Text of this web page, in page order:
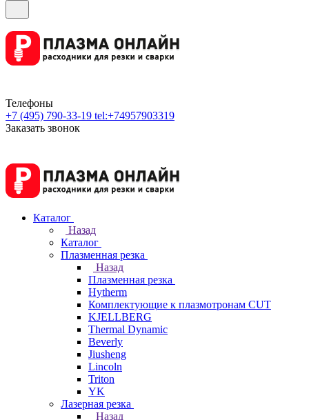
Телефоны
+7 (495) 790-33-19 tel:+74957903319
Заказать звонок
Каталог
Назад
Каталог
Плазменная резка
Назад
Плазменная резка
Hytherm
Комплектующие к плазмотронам CUT
KJELLBERG
Thermal Dynamic
Beverly
Jiusheng
Lincoln
Triton
YK
Лазерная резка
Назад